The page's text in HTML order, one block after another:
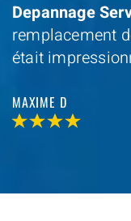
Depannage
remplacement
était
MAXIME D